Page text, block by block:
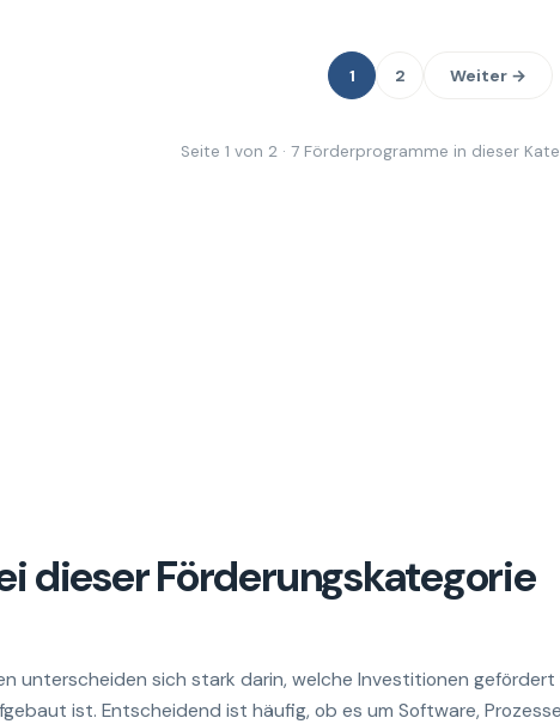
1 2 Weiter →
Seite 1 von 2 · 7 Förderprogramme in dieser
dieser Förderungskategorie
unterscheiden sich stark darin, welche Investitionen gefördert
ist. Entscheidend ist häufig, ob es um Software,